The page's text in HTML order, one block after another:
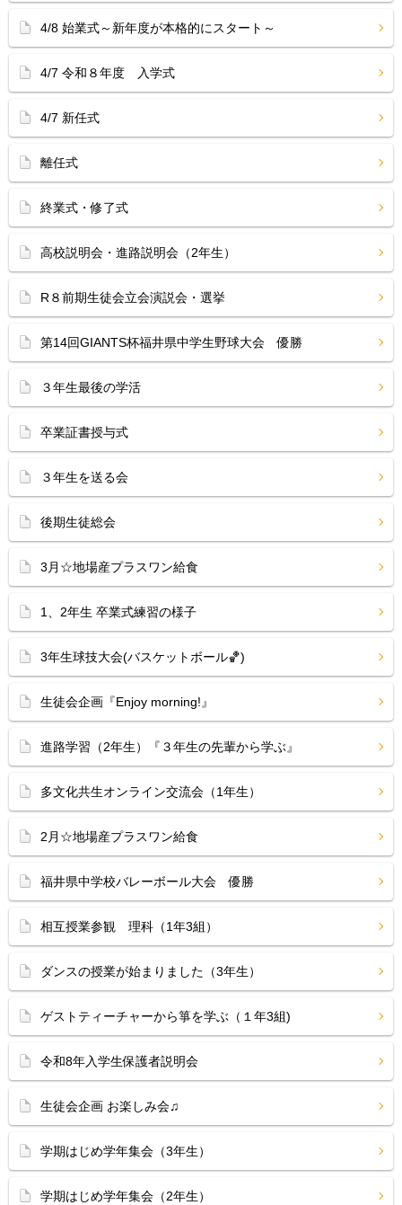
4/8 始業式～新年度が本格的にスタート～
4/7 令和８年度 入学式
4/7 新任式
離任式
終業式・修了式
高校説明会・進路説明会（2年生）
R８前期生徒会立会演説会・選挙
第14回GIANTS杯福井県中学生野球大会 優勝
３年生最後の学活
卒業証書授与式
３年生を送る会
後期生徒総会
3月☆地場産プラスワン給食
1、2年生 卒業式練習の様子
3年生球技大会(バスケットボール🏀)
生徒会企画『Enjoy morning!』
進路学習（2年生）『３年生の先輩から学ぶ』
多文化共生オンライン交流会（1年生）
2月☆地場産プラスワン給食
福井県中学校バレーボール大会 優勝
相互授業参観 理科（1年3組）
ダンスの授業が始まりました（3年生）
ゲストティーチャーから箏を学ぶ（１年3組)
令和8年入学生保護者説明会
生徒会企画 お楽しみ会♫
学期はじめ学年集会（3年生）
学期はじめ学年集会（2年生）